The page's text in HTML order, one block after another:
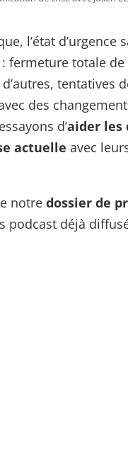
l’état d’urgence
fermeture totale
des
d’aider les
actuelle avec
notredossier de
podcast déjà